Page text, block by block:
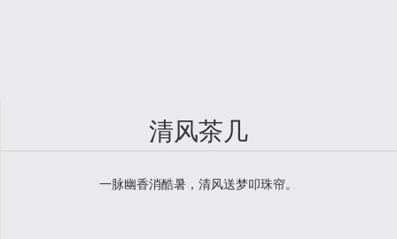
清风茶几
一脉幽香消酷暑，清风送梦叩珠帘。